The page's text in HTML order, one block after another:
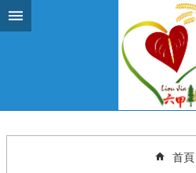
跳到主要內容區塊
首頁